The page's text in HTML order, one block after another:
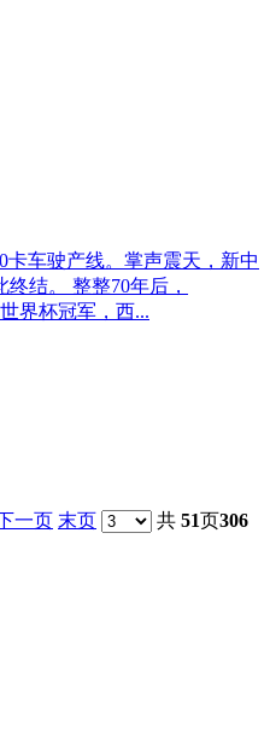
卡车驶产线。掌声震天，新中
结。 整整70年后，
界杯冠军，西...
一页 末页 共 51页306